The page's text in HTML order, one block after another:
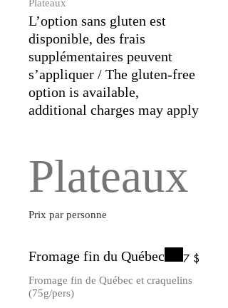
Plateaux
L’option sans gluten est
disponible, des frais
supplémentaires peuvent
s’appliquer / The gluten-free
option is available,
Plateaux
Prix par personne
Fromage fin du Québec
Fromage fin de Québec et craquelins
(75g/pers)
7 $